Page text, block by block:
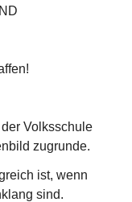
Volksschule
zugrunde.
ist, wenn
sind.